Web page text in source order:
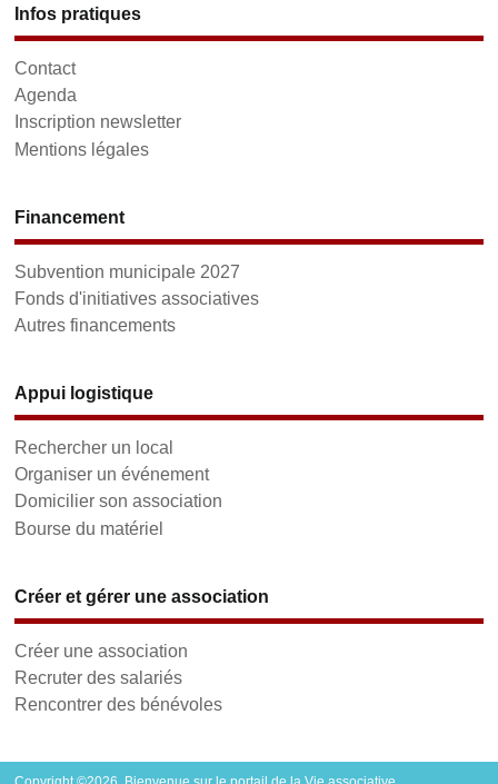
Infos pratiques
Contact
Agenda
Inscription newsletter
Mentions légales
Financement
Subvention municipale 2027
Fonds d'initiatives associatives
Autres financements
Appui logistique
Rechercher un local
Organiser un événement
Domicilier son association
Bourse du matériel
Créer et gérer une association
Créer une association
Recruter des salariés
Rencontrer des bénévoles